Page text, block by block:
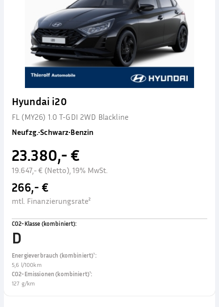
Hyundai i20
FL (MY26) 1.0 T-GDI 2WD Blackline
Neufzg.•Schwarz•Benzin
23.380,- €
19.647,- € (Netto), 19% MwSt.
266,- €
mtl. Finanzierungsrate²
CO2-Klasse (kombiniert):
D
Energieverbrauch (kombiniert)¹:
5,6 l/100km
CO2-Emissionen (kombiniert)¹:
127 g/km